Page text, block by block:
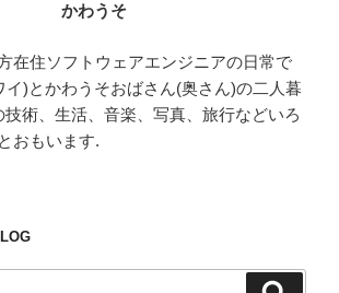
かわうそ
在住ソフトウェアエンジニアの日常で
)とかわうそおばさん(奥さん)の二人暮
技術、生活、音楽、写真、旅行などいろ
おもいます.